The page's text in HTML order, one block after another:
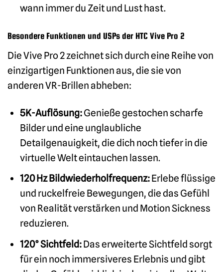
wann immer du Zeit und Lust hast.
Besondere Funktionen und USPs der HTC Vive Pro 2
Die Vive Pro 2 zeichnet sich durch eine Reihe von
einzigartigen Funktionen aus, die sie von
anderen VR-Brillen abheben:
5K-Auflösung:Genieße gestochen scharfe
Bilder und eine unglaubliche
Detailgenauigkeit, die dich noch tiefer in die
virtuelle Welt eintauchen lassen.
120 Hz Bildwiederholfrequenz:Erlebe flüssige
und ruckelfreie Bewegungen, die das Gefühl
von Realität verstärken und Motion Sickness
reduzieren.
120° Sichtfeld:Das erweiterte Sichtfeld sorgt
für ein noch immersiveres Erlebnis und gibt